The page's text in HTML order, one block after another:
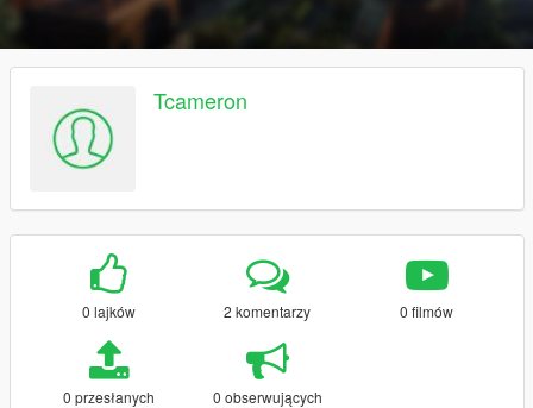
Tcameron
0 lajków 2 komentarzy 0 filmów
0 przesłanych 0 obserwujących